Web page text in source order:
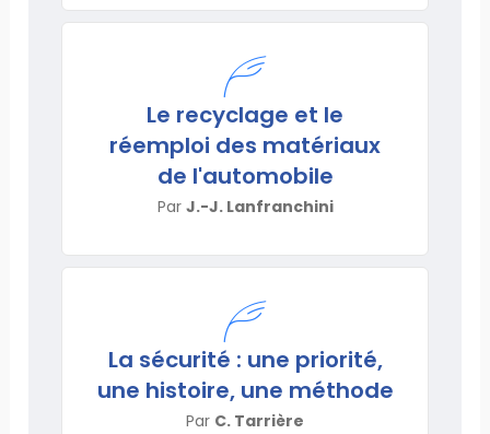
Le recyclage et le
réemploi des matériaux
de l'automobile
Par J.-J. Lanfranchini
La sécurité : une priorité,
une histoire, une méthode
Par C. Tarrière